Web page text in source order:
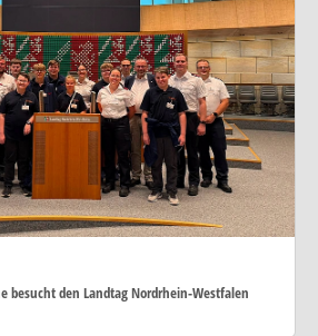
besucht den Landtag Nordrhein-Westfalen